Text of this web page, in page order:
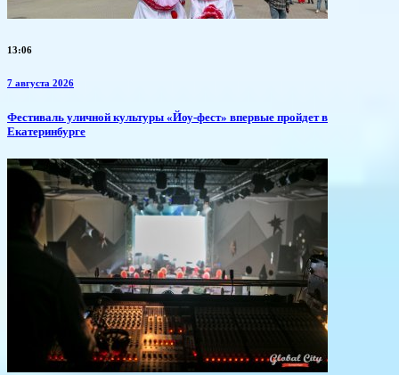
13:06
7 августа 2026
​Фестиваль уличной культуры «Йоу-фест» впервые пройдет в
Екатеринбурге